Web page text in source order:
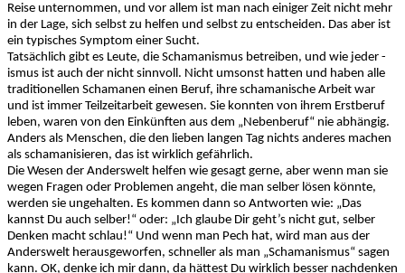
Reise unternommen, und vor allem ist man nach einiger Zeit nicht mehr
in der Lage, sich selbst zu helfen und selbst zu entscheiden. Das aber ist
ein typisches Symptom einer Sucht.
Tatsächlich gibt es Leute, die Schamanismus betreiben, und wie jeder -
ismus ist auch der nicht sinnvoll. Nicht umsonst hatten und haben alle
traditionellen Schamanen einen Beruf, ihre schamanische Arbeit war
und ist immer Teilzeitarbeit gewesen. Sie konnten von ihrem Erstberuf
leben, waren von den Einkünften aus dem „Nebenberuf“ nie abhängig.
Anders als Menschen, die den lieben langen Tag nichts anderes machen
als schamanisieren, das ist wirklich gefährlich.
Die Wesen der Anderswelt helfen wie gesagt gerne, aber wenn man sie
wegen Fragen oder Problemen angeht, die man selber lösen könnte,
werden sie ungehalten. Es kommen dann so Antworten wie: „Das
kannst Du auch selber!“ oder: „Ich glaube Dir geht’s nicht gut, selber
Denken macht schlau!“ Und wenn man Pech hat, wird man aus der
Anderswelt herausgeworfen, schneller als man „Schamanismus“ sagen
kann. OK, denke ich mir dann, da hättest Du wirklich besser nachdenken